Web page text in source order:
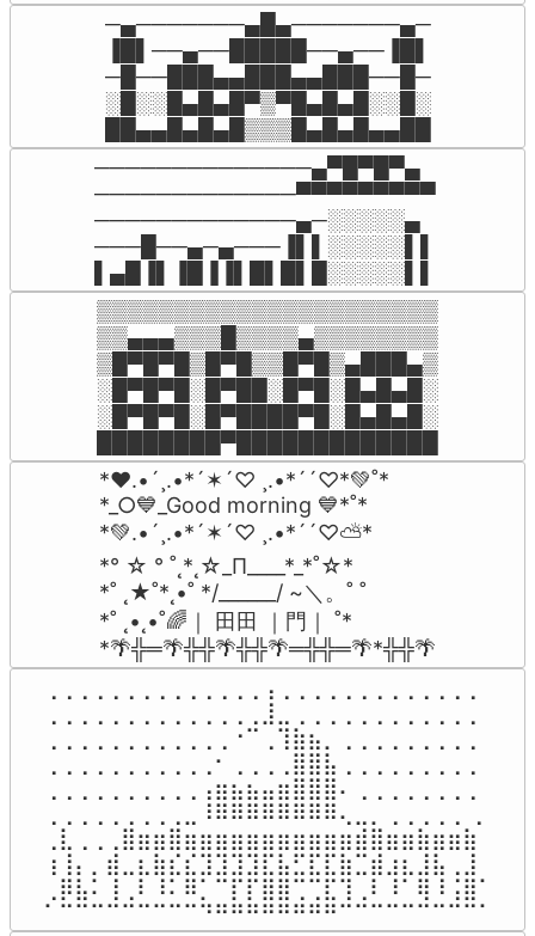
─▄───────▄█▄───────▄─
▐█▌──▄──█████──▄──▐█▌
─█──███▄▄███▄▄███──█─
░█░░█▄█▄█▀▒▀█▄█▄█░░█░
██▄▄█▄█▄█▒▒▒█▄█▄█▄▄██
──────────────▄▀█▀█▀▄
─────────────▀▀▀▀▀▀▀▀▀
─────────────▄─░░░░░▄
───█──▄─▄───▐▌▌░░░░░▌▌
▌▄█▐▌▐█▐▐▌█▌█▌█░░░░░▌▌
▒▒▒▒▒▒▒▒▒▒▒▒▒▒▒▒▒▒▒▒▒▒
▒▒▄▄▄▒▒▒█▒▒▒▒▄▒▒▒▒▒▒▒▒
▒█▀█▀█▒█▀█▒▒█▀█▒▄███▄▒
░█▀█▀█░█▀██░█▀█░█▄█▄█░
░█▀█▀█░█▀████▀█░█▄█▄█░
████████▀█████████████
*♥.•´¸.•*´✶´♡ ¸.•*´´♡*💚˚*
*_○💙_Good morning 💙*˚*
*💚.•´¸.•*´✶´♡ ¸.•*´´♡⛅*
*° ☆ ° ˚˛*˛☆_Π____*_*˚☆*
*˚ ˛★˚*˛•˚ */______/ ~＼。˚ ˚
*˚ ˛•˛•˚🌈｜ 田田 ｜門｜ ˚*
*🌴╬═🌴╬╬🌴╬╬🌴═╬╬═🌴*╬╬🌴
⢀⢀⢀⢀⢀⢀⢀⢀⢀⢀⢀⢀⢀⢀⢠⢀⢀⢀⢀⢀⢀⢀⢀⢀⢀⢀⢀⢀
⢀⢀⢀⢀⢀⢀⢀⢀⢀⢀⢀⢀⢀⢀⣸⣀⢀⢀⢀⢀⢀⢀⢀⢀⢀⢀⢀⢀
⢀⢀⢀⢀⢀⢀⢀⢀⢀⢀⢀⢀⠐⠉⢀⢹⣷⣦⡀⢀⢀⢀⢀⢀⢀⢀⢀⢀
⢀⢀⢀⢀⢀⢀⢀⢀⢀⢀⢀⠂⢀⢀⢀⢀⣿⣿⣧⢀⢀⢀⢀⢀⢀⢀⢀⢀
⢀⢀⢀⢀⢀⢀⢀⢀⢀⢀⢠⣶⣦⣦⣤⣶⣿⣿⣿⠄⢀⢀⢀⢀⢀⢀⢀⢀
⢀⢀⢀⢀⢀⢀⢀⢀⢀⣀⠸⠿⠿⠿⠿⠿⠿⠿⠿⢄⣀⡀⢀⢀⢀⢀⢀ ⢀
⢀⣇⢀⢀⢀⣿⣶⣶⣿⣶⣶⣶⣶⣶⣶⣶⣶⣶⣶⣶⣾⣿⣶⣶⣷⣶⣶⣷
⢰⢸⡄⡀⣾⣀⣆⣷⣎⣎⣹⣹⣹⣹⣏⣧⣋⣏⣏⣷⣉⣾⣰⣆⣸⣧⢀⣸
⢀⡿⣧⠅⢸⢀⠇⠸⠅⠿⡁⠉⡏⡏⣿⣿⢉⢉⣏⢹⢀⠇⠸⠁⢿⠸⢨⣿⠁
⠁⠉⠉⠉⠉⠉⠉⠉⠉⠉⠙⠛⠛⠛⠛⠛⠛⠛⠛⠉⠉⠉⠉⠉⠉⠉⠉⠉⠁